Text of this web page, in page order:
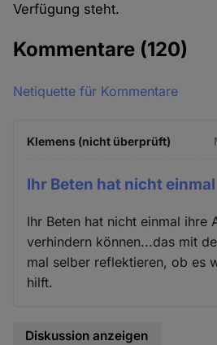
Verfügung steht.
Kommentare (120)
Netiquette für Kommentare
Klemens (nicht überprüft)
Ihr Beten hat nicht einmal
Ihr Beten hat nicht einmal ihre
verhindern können...das mit
mal selber reflektieren, ob es
hilft.
Diskussion anzeigen